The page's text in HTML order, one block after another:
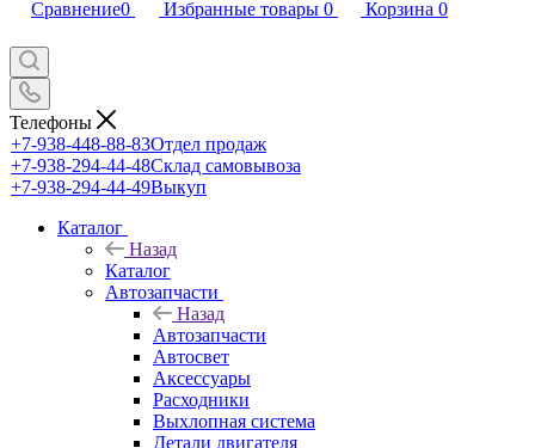
Сравнение0 Избранные товары 0 Корзина 0
Телефоны
+7-938-448-88-83Отдел продаж
+7-938-294-44-48Склад самовывоза
+7-938-294-44-49Выкуп
Каталог
Назад
Каталог
Автозапчасти
Назад
Автозапчасти
Автосвет
Аксессуары
Расходники
Выхлопная система
Детали двигателя